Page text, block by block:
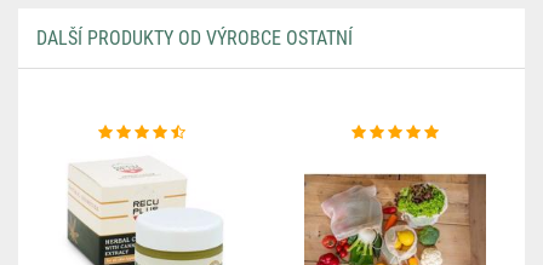
DALŠÍ PRODUKTY OD VÝROBCE OSTATNÍ